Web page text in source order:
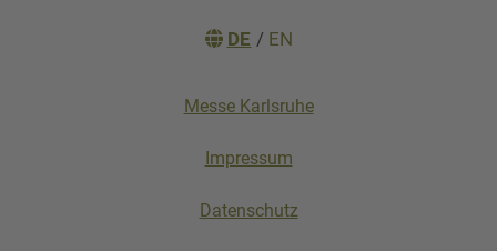
DE / EN
Messe Karlsruhe
Impressum
Datenschutz